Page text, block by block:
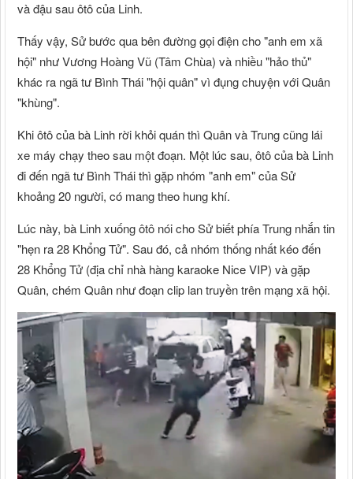
và đậu sau ôtô của Linh.
Thấy vậy, Sử bước qua bên đường gọi điện cho "anh em xã
hội" như Vương Hoàng Vũ (Tâm Chùa) và nhiều "hảo thủ"
khác ra ngã tư Bình Thái "hội quân" vì đụng chuyện với Quân
"khùng".
Khi ôtô của bà Linh rời khỏi quán thì Quân và Trung cũng lái
xe máy chạy theo sau một đoạn. Một lúc sau, ôtô của bà Linh
đi đến ngã tư Bình Thái thì gặp nhóm "anh em" của Sử
khoảng 20 người, có mang theo hung khí.
Lúc này, bà Linh xuống ôtô nói cho Sử biết phía Trung nhắn tin
"hẹn ra 28 Khổng Tử". Sau đó, cả nhóm thống nhất kéo đến
28 Khổng Tử (địa chỉ nhà hàng karaoke Nice VIP) và gặp
Quân, chém Quân như đoạn clip lan truyền trên mạng xã hội.